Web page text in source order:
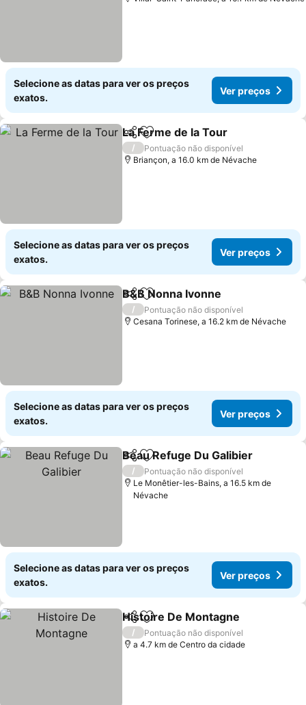
Selecione as datas para ver os preços
exatos.
Ver preços
PartilharAdicionar aos favoritos
La Ferme de la Tour
/
Pontuação não disponível
Briançon, a 16.0 km de Névache
Selecione as datas para ver os preços
exatos.
Ver preços
PartilharAdicionar aos favoritos
B&B Nonna Ivonne
/
Pontuação não disponível
Cesana Torinese, a 16.2 km de Névache
Selecione as datas para ver os preços
exatos.
Ver preços
PartilharAdicionar aos favoritos
Beau Refuge Du Galibier
/
Pontuação não disponível
Le Monêtier-les-Bains, a 16.5 km de
Névache
Selecione as datas para ver os preços
exatos.
Ver preços
PartilharAdicionar aos favoritos
Histoire De Montagne
/
Pontuação não disponível
a 4.7 km de Centro da cidade